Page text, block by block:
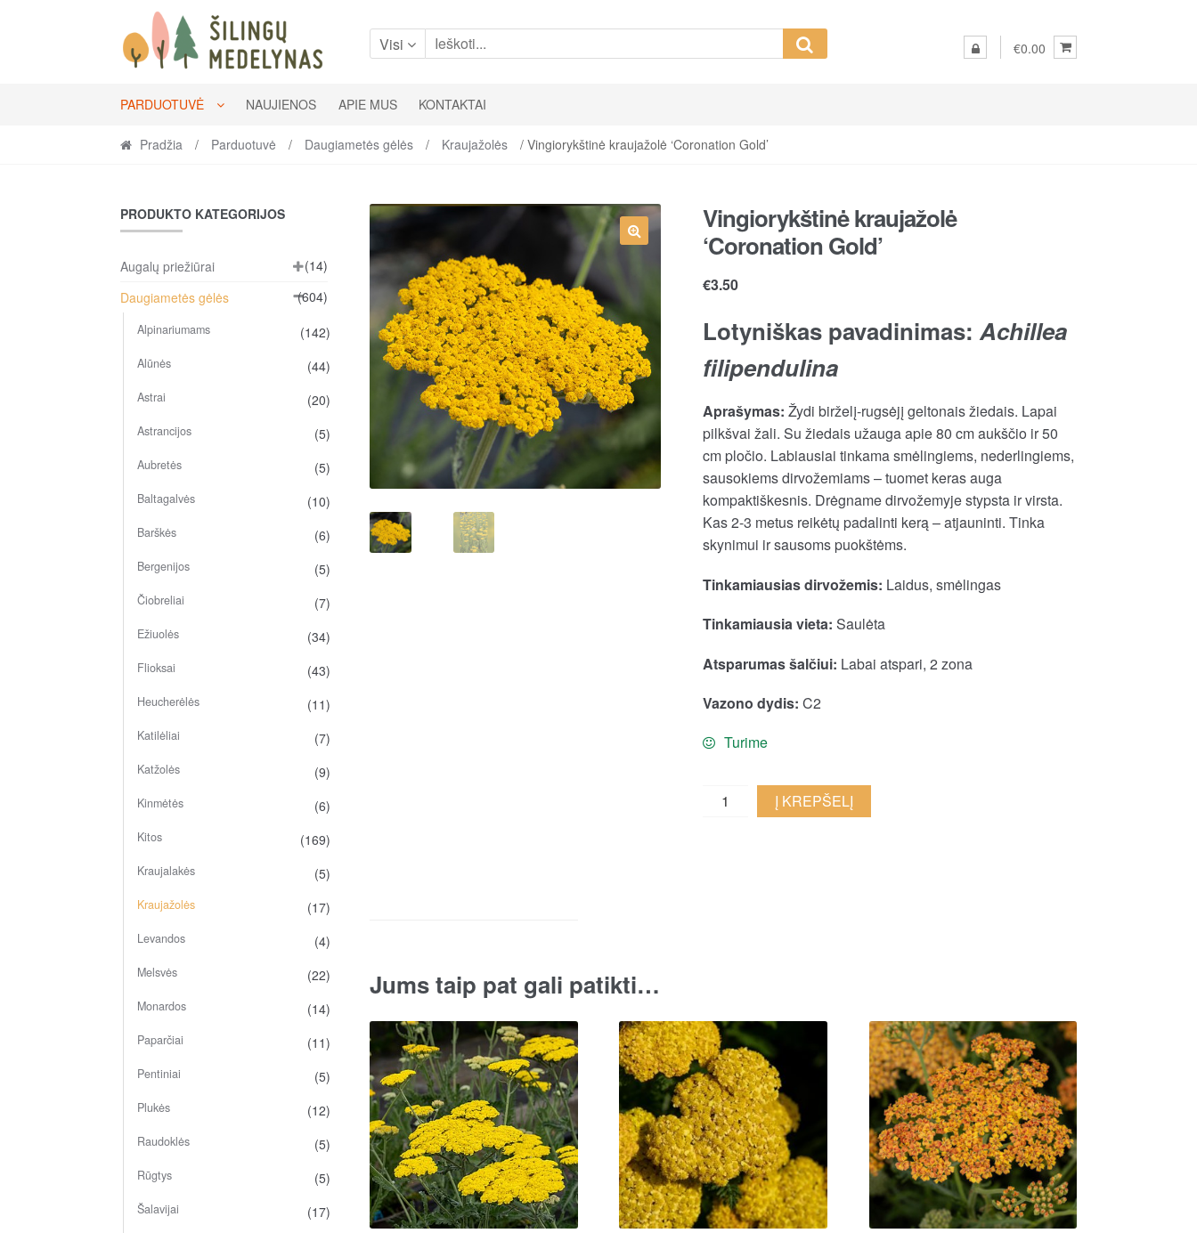
to
navigation
to
content
Visi €0.00
PARDUOTUVĖ NAUJIENOS APIE MUS KONTAKTAI
Pradžia / Parduotuvė / Daugiametės gėlės / Kraujažolės / Vingiorykštinė kraujažolė ‘Coronation Gold’
Vingiorykštinė kraujažolė
‘Coronation Gold’
€3.50
Lotyniškas pavadinimas: Achillea
filipendulina
Aprašymas: Žydi birželį-rugsėjį geltonais žiedais. Lapai
pilkšvai žali. Su žiedais užauga apie 80 cm aukščio ir 50
cm pločio. Labiausiai tinkama smėlingiems, nederlingiems,
sausokiems dirvožemiams – tuomet keras auga
kompaktiškesnis. Drėgname dirvožemyje stypsta ir virsta.
Kas 2-3 metus reikėtų padalinti kerą – atjauninti. Tinka
skynimui ir sausoms puokštėms.
Tinkamiausias dirvožemis: Laidus, smėlingas
Tinkamiausia vieta: Saulėta
Atsparumas šalčiui: Labai atspari, 2 zona
Vazono dydis: C2
Turime
Vingiorykštinė
kraujažolė
Į KREPŠELĮ
Jums taip pat gali patikti…
PRODUKTO KATEGORIJOS
Augalų priežiūrai
(14)
Daugiametės gėlės
(604)
Alpinariumams (142)
Alūnės (44)
Astrai (20)
Astrancijos (5)
Aubretės (5)
Baltagalvės (10)
Barškės (6)
Bergenijos (5)
Čiobreliai (7)
Ežiuolės (34)
Flioksai (43)
Heucherėlės (11)
Katilėliai (7)
Katžolės (9)
Kinmėtės (6)
Kitos (169)
Kraujalakės (5)
Kraujažolės (17)
Levandos (4)
Melsvės (22)
Monardos (14)
Paparčiai (11)
Pentiniai (5)
Plukės (12)
Raudoklės (5)
Rūgtys (5)
Šalavijai (17)